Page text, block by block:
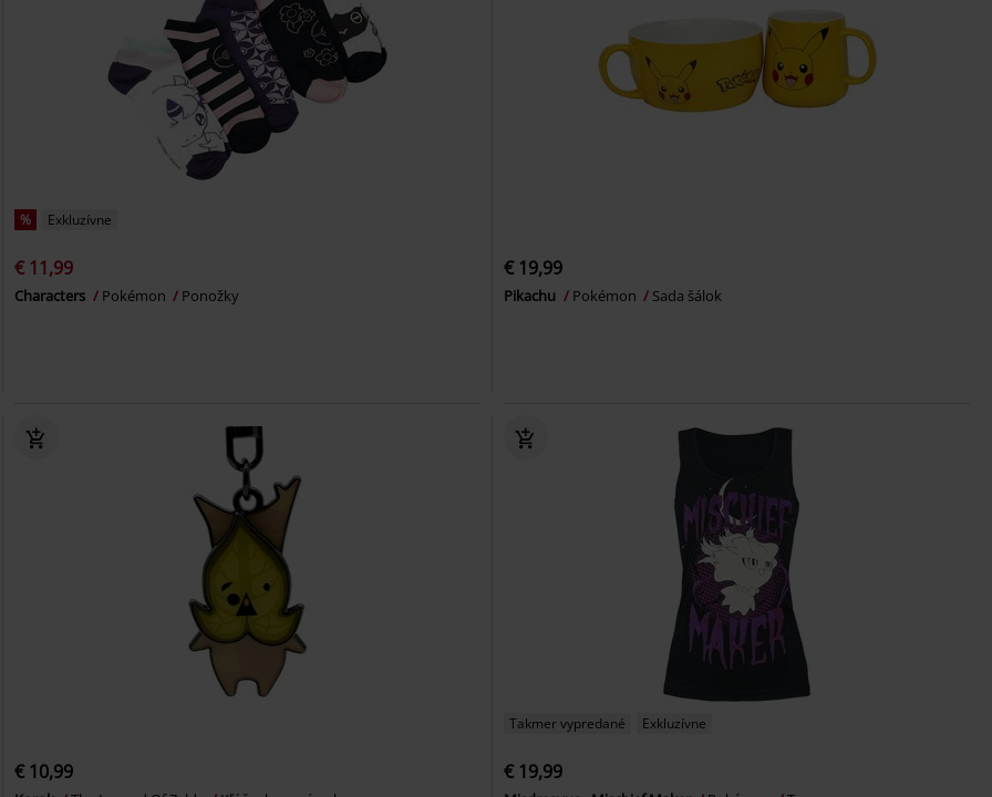
% Exkluzívne
€ 11,99
Characters Pokémon Ponožky
€ 19,99
Pikachu Pokémon Sada šálok
€ 10,99
Takmer vypredané Exkluzívne
€ 19,99